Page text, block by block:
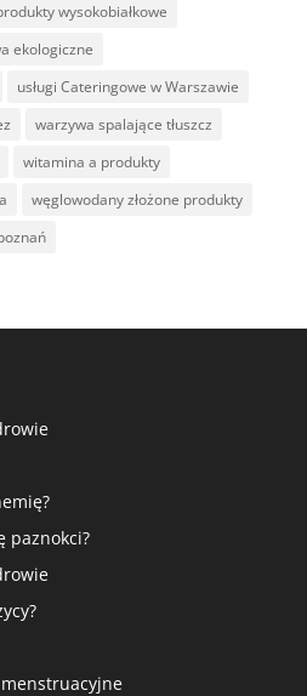
wysokobiałkowe
ekologiczne
usługi Cateringowe w Warszawie
warzywa spalające tłuszcz
witamina a produkty
węglowodany złożone produkty
paznokci?